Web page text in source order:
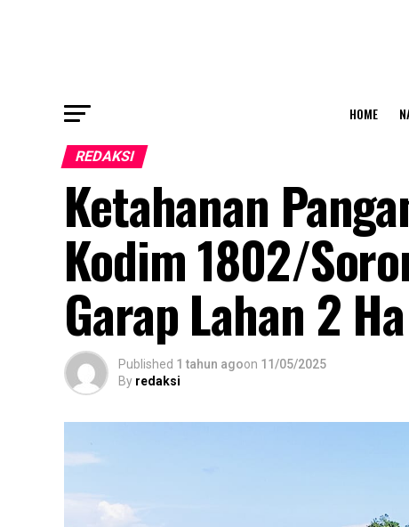
HOME
REDAKSI
Ketahanan
Kodim 1802/
Garap Lahan 2 Ha
Published 1 tahun agoon 11/05/2025
By redaksi